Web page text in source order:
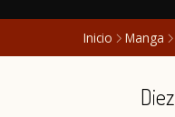
Inicio Manga